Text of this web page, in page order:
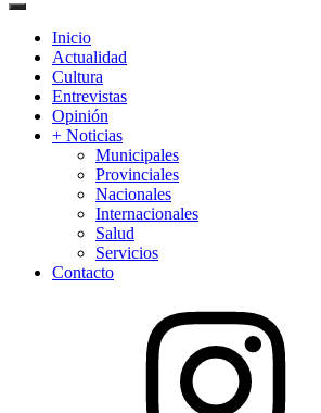
Primary
Inicio
Actualidad
Cultura
Entrevistas
Opinión
+ Noticias
Municipales
Provinciales
Nacionales
Internacionales
Salud
Servicios
Contacto